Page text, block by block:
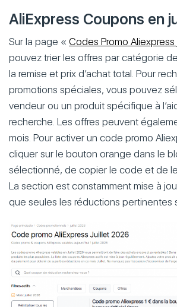
AliExpress Coupons en
Sur la page « Codes Promo Aliexpress
pouvez trier les offres par catégorie
la remise et prix d’achat total. Pour
promotions spéciales, vous pouvez
vendeur ou un produit spécifique à
recherche. Les offres peuvent
mois. Pour activer un code promo
cliquer sur le bouton orange dans le
sélectionné, de copier le code et de
La section est constamment mise à
que seules les réductions pertinentes